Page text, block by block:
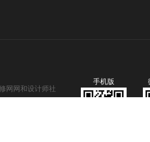
网网和设计师社
手机版